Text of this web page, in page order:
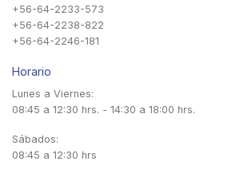
+56-64-2233-573
+56-64-2238-822
+56-64-2246-181
Horario
Lunes a Viernes:
08:45 a 12:30 hrs. - 14:30 a 18:00 hrs.
Sábados:
08:45 a 12:30 hrs